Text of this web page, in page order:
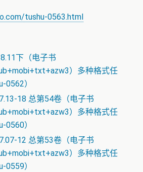
tushu-0563.html
下（电子书
）多种格式任
0562）
18 总第54卷（电子书
）多种格式任
0560）
12 总第53卷（电子书
）多种格式任
0559）